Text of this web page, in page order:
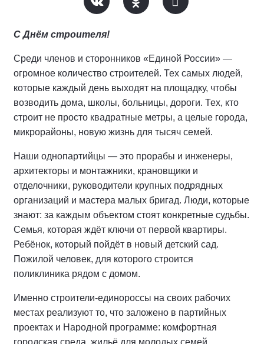
С Днём строителя!
Среди членов и сторонников «Единой России» —
огромное количество строителей. Тех самых людей,
которые каждый день выходят на площадку, чтобы
возводить дома, школы, больницы, дороги. Тех, кто
строит не просто квадратные метры, а целые города,
микрорайоны, новую жизнь для тысяч семей.
Наши однопартийцы — это прорабы и инженеры,
архитекторы и монтажники, крановщики и
отделочники, руководители крупных подрядных
организаций и мастера малых бригад. Люди, которые
знают: за каждым объектом стоят конкретные судьбы.
Семья, которая ждёт ключи от первой квартиры.
Ребёнок, который пойдёт в новый детский сад.
Пожилой человек, для которого строится
поликлиника рядом с домом.
Именно строители-единороссы на своих рабочих
местах реализуют то, что заложено в партийных
проектах и Народной программе: комфортная
городская среда, жильё для молодых семей,